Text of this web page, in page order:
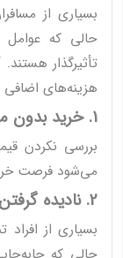
بسیاری از
حالی که عوامل
تأثیرگذار
هزینه‌های اضافی
1. خرید بدون مقایسه قیمت‌ها
بررسی نکردن
می‌شود فرصت
2. نادیده گرفتن تقویم قیمت
بسیاری از